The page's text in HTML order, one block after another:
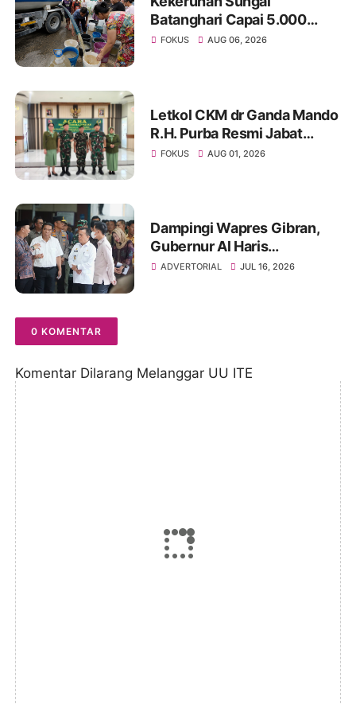
Batanghari Capai 5.000
NTU, Distribusi Air PDAM
FOKUS AUG 06, 2026
Letkol CKM dr Ganda Mando
R.H. Purba Resmi Jabat
Dandenkesyah 02.04.02
FOKUS AUG 01, 2026
Dampingi Wapres Gibran,
Gubernur Al Haris
Perjuangkan MRI Baru dan
ADVERTORIAL JUL 16, 2026
0 KOMENTAR
Komentar Dilarang Melanggar UU ITE